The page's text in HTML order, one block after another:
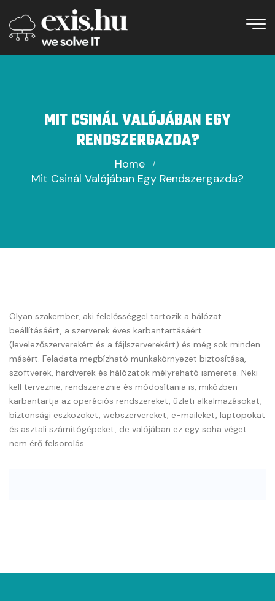
MIT CSINÁL VALÓJÁBAN EGY
RENDSZERGAZDA?
Home
Mit Csinál Valójában Egy Rendszergazda?
Olyan szakember, aki felelősséggel tartozik a hálózat
beállításáért, a szerverek éves karbantartásáért
(levelezőszerverekért és a fájlszerverekért) és még sok minden
másért. Feladata megbízható munkakörnyezet biztosítása,
szoftverek, hardverek és hálózatok mélyreható ismerete. Neki
kell terveznie, rendszereznie és módosítania is, miközben
karbantartja az operációs rendszereket, üzleti alkalmazásokat,
biztonsági eszközöket, webszervereket, e-maileket, laptopokat
és asztali számítógépeket, de valójában ez egy soha véget
nem érő felsorolás.